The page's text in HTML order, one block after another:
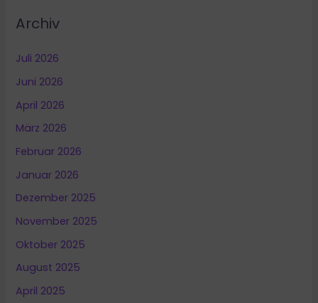
Archiv
Juli 2026
Juni 2026
April 2026
März 2026
Februar 2026
Januar 2026
Dezember 2025
November 2025
Oktober 2025
August 2025
April 2025